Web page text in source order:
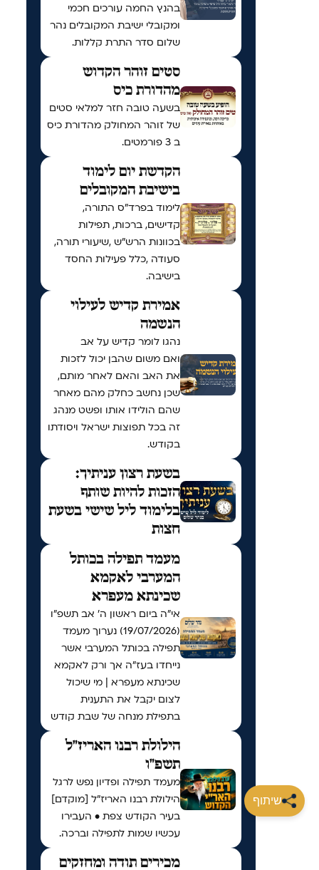
שיתוף
בהנץ החמה עורכים חכמי
ומקובלי ישיבת המקובלים נהר
שלום סדר התרת קללות.
סטים זוהר הקדוש
מהדורת כיס
בשעה טובה חזר למלאי סטים
של זוהר המחולק מהדורת כיס
ב 3 פורמטים.
הקדשת יום לימוד
בישיבת המקובלים
לימוד בפרד"ס התורה,
קדישים, ברכות, תפילות
בכוונות הרש"ש ,שיעורי תורה,
סעודה ,כלל פעילות החסד
בישיבה.
אמירת קדיש לעילוי
הנשמה
נהגו לומר קדיש על אב
ואם משום שהבן יכול לזכות
את האב והאם לאחר מותם,
שכן נחשב כחלק מהם מאחר
שהם הולידו אותו ופשט מנהג
זה בכל תפוצות ישראל ויסודתו
בקודש.
בשעת רצון עניתיך:
הזכות להיות שותף
בלימוד ליל שישי בשעת
חצות
מעמד תפילה בכותל
המערבי לאקמא
שכינתא מעפרא
אי"ה ביום ראשון ה׳ אב תשפ״ו
(19/07/2026) נערוך מעמד
תפילה בכותל המערבי אשר
נייחדו בעז"ה אך ורק לאקמא
שכינתא מעפרא | מי שיכול
לצום יקבל את התענית
בתפילת מנחה של שבת קודש
הילולת רבנו האריז"ל
תשפ"ו
מעמד תפילה ופדיון נפש לרגל
הילולת רבנו האריז"ל [מוקדם]
בעיר הקודש צפת • העבירו
עכשיו שמות לתפילה וברכה.
מכירים תודה ומחזקים